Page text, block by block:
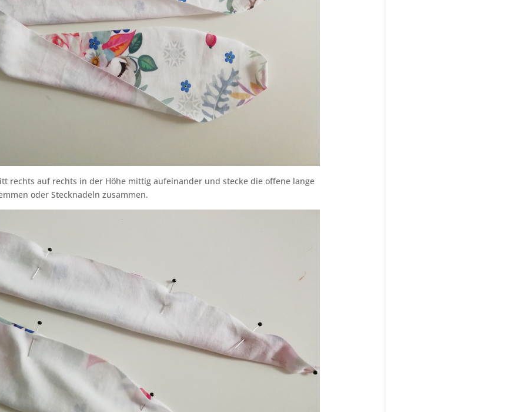
rechts auf rechts in der Höhe mittig aufeinander und stecke die offene lange
oder Stecknadeln zusammen.